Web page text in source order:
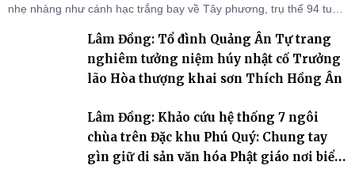
nhẹ nhàng như cánh hạc trắng bay về Tây phương, trụ thế 94 tuổi
Lâm Đồng: Tổ đình Quảng Ân Tự trang
nghiêm tưởng niệm húy nhật cố Trưởng
lão Hòa thượng khai sơn Thích Hồng Ân
Lâm Đồng: Khảo cứu hệ thống 7 ngôi
chùa trên Đặc khu Phú Quý: Chung tay
gìn giữ di sản văn hóa Phật giáo nơi biển